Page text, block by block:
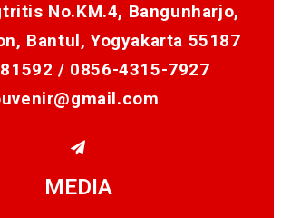
No.KM.4, Bangunharjo,
Bantul, Yogyakarta 55187
/ 0856-4315-7927
MEDIA